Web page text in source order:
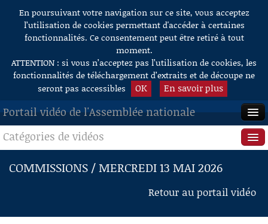
Aller au contenu
En poursuivant votre navigation sur ce site, vous acceptez
l’utilisation de cookies permettant d'accéder à certaines
fonctionnalités. Ce consentement peut être retiré à tout
moment.
ATTENTION : si vous n’acceptez pas l’utilisation de cookies, les
fonctionnalités de téléchargement d’extraits et de découpe ne
seront pas accessibles
OK En savoir plus
Portail vidéo de l'Assemblée nationale
ACCUEIL
EN DIRECT
RECHERCHE
Catégories de vidéos
Séance publique
Questions au Gouvernement
Commissions
COMMISSIONS / MERCREDI 13 MAI 2026
Retour au portail vidéo